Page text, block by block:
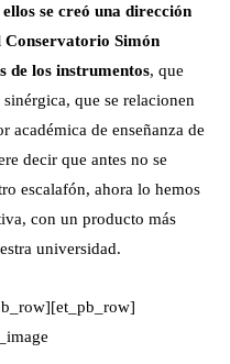
se creó una dirección
Conservatorio Simón
de los instrumentos, que
que se relacionen
académica de enseñanza de
decir que antes no se
escalafón, ahora lo hemos
con un producto más
universidad.